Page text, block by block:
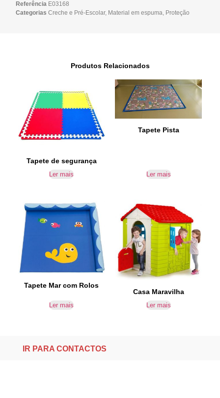
Referência E03168
Categorias Creche e Pré-Escolar, Material em espuma, Proteção
Produtos Relacionados
Tapete de segurança
Ler mais
Tapete Pista
Ler mais
Tapete Mar com Rolos
Ler mais
Casa Maravilha
Ler mais
IR PARA CONTACTOS